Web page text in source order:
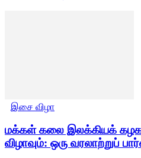
இசை விழா
மக்கள் கலை இலக்கியக்
விழாவும்: ஒரு வரலாற்றுப்